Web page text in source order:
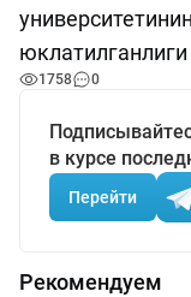
1758 0
в курсе
Перейти
Рекомендуем